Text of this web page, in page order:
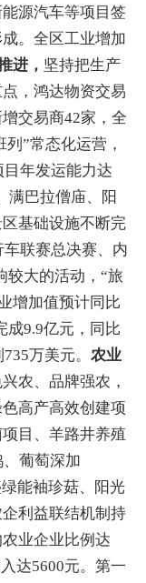
源汽车等项目签
。 全区工业增加
进， 坚持把生产
，鸿达物资交易
增交易商42家 ，全
列 ”常态化运营，
目年发运能力达
满巴拉僧庙、阳
基础设施不断完
车联赛总决赛、内
较大的活动 ，“旅
增加值预计同比
成9.9亿元，同比
735万美元。 农业
农、品牌强农，
高产高效创建项
项目 、羊路井养殖
葡萄深加
能袖珍菇、阳光
利益联结机制持
农业企业比例达
达5600元。第一